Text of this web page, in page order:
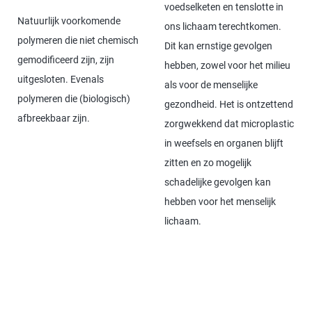
Natuurlijk voorkomende
polymeren die niet chemisch
gemodificeerd zijn, zijn
uitgesloten. Evenals
polymeren die (biologisch)
afbreekbaar zijn.
voedselketen en tenslotte in
ons lichaam terechtkomen.
Dit kan ernstige gevolgen
hebben, zowel voor het milieu
als voor de menselijke
gezondheid. Het is ontzettend
zorgwekkend dat microplastic
in weefsels en organen blijft
zitten en zo mogelijk
schadelijke gevolgen kan
hebben voor het menselijk
lichaam.